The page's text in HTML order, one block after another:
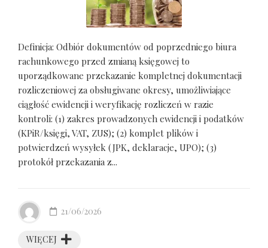
Definicja: Odbiór dokumentów od poprzedniego biura
rachunkowego przed zmianą księgowej to
uporządkowane przekazanie kompletnej dokumentacji
rozliczeniowej za obsługiwane okresy, umożliwiające
ciągłość ewidencji i weryfikację rozliczeń w razie
kontroli: (1) zakres prowadzonych ewidencji i podatków
(KPiR/księgi, VAT, ZUS); (2) komplet plików i
potwierdzeń wysyłek (JPK, deklaracje, UPO); (3)
protokół przekazania z...
WIĘCEJ
21/06/2026